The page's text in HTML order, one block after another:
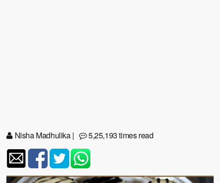
Nisha Madhulika| 5,25,193 times read